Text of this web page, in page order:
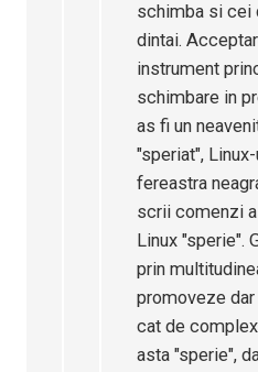
schimba si cei
dintai.
instrument
schimbare in
as fi un
"speriat",
fereastra
scrii comenzi
Linux "sperie".
prin
promoveze
cat de
asta "sperie",